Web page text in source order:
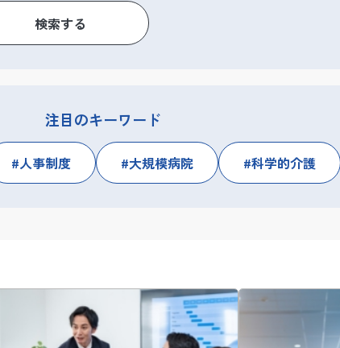
検索する
注目のキーワード
人事制度 大規模病院 科学的介護